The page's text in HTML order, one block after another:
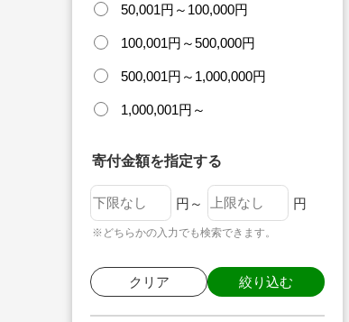
50,001円～100,000円
100,001円～500,000円
500,001円～1,000,000円
1,000,001円～
寄付金額を指定する
円～ 円
※どちらかの入力でも検索できます。
クリア 絞り込む